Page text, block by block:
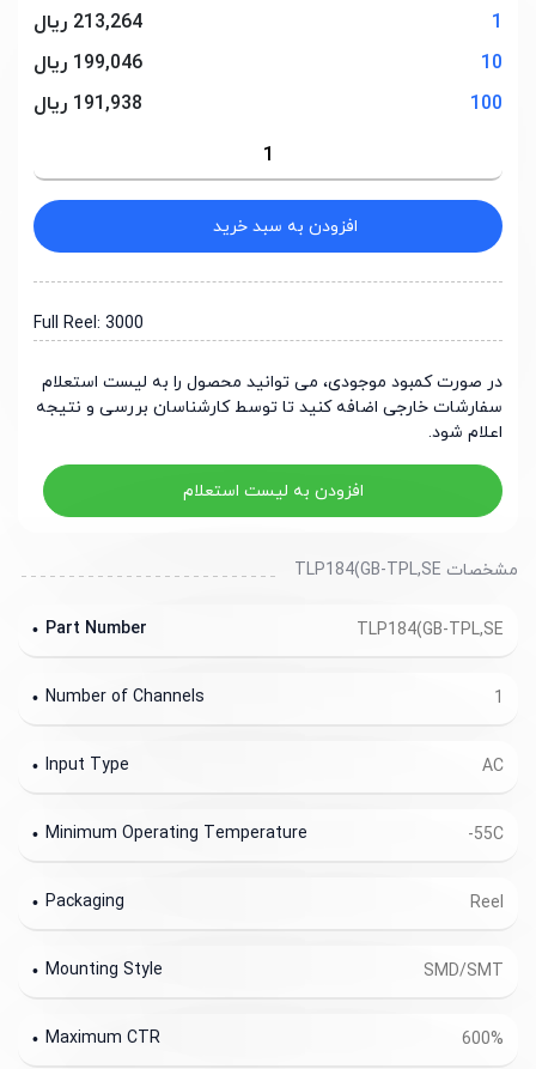
1
213,264 ریال
10
199,046 ریال
100
191,938 ریال
افزودن به سبد خرید
Full Reel: 3000
در صورت کمبود موجودی، می توانید محصول را به لیست استعلام
سفارشات خارجی اضافه کنید تا توسط کارشناسان بررسی و نتیجه
اعلام شود.
افزودن به لیست استعلام
مشخصات TLP184(GB-TPL,SE
TLP184(GB-TPL,SE
Part Number
1
Number of Channels
AC
Input Type
-55C
Minimum Operating Temperature
Reel
Packaging
SMD/SMT
Mounting Style
600%
Maximum CTR